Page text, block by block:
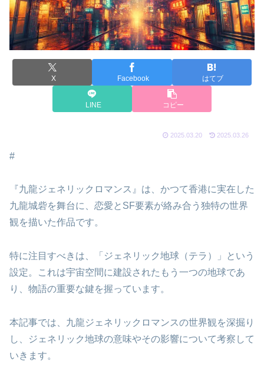
X Facebook はてブ
LINE コピー
2025.03.20 2025.03.26
#
『九龍ジェネリックロマンス』は、かつて香港に実在した
九龍城砦を舞台に、恋愛とSF要素が絡み合う独特の世界
観を描いた作品です。
特に注目すべきは、「ジェネリック地球（テラ）」という
設定。これは宇宙空間に建設されたもう一つの地球であ
り、物語の重要な鍵を握っています。
本記事では、九龍ジェネリックロマンスの世界観を深掘り
し、ジェネリック地球の意味やその影響について考察して
いきます。